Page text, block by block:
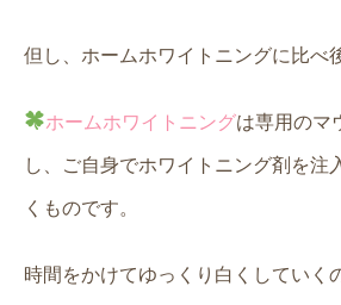
但し、ホームホワイトニングに比べ
ホームホワイトニングは専用のマ
し、ご自身でホワイトニング剤を注
くものです。
時間をかけてゆっくり白くしていく